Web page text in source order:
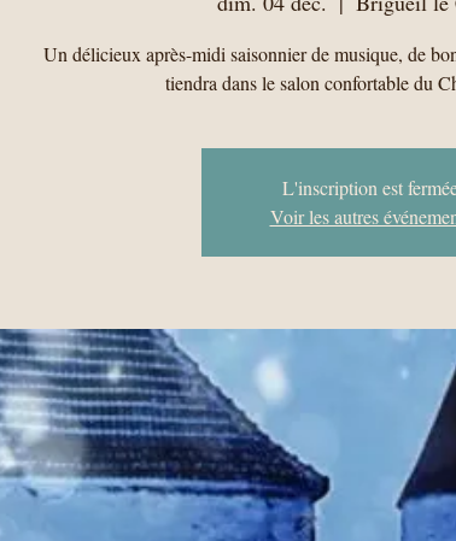
Un délicieux après-midi saisonnier de musique, de
tiendra dans le salon confortable du
L'inscription est
Voir les autres